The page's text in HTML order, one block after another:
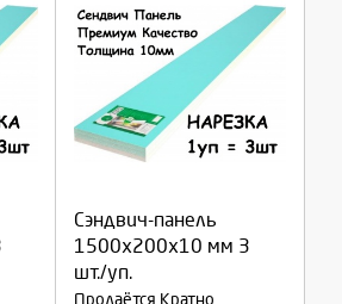
Сэндвич-панель
1500х200х10 мм 3
шт./уп.
Продаётся Кратно
Выберите количество:
Продолжить
Отмена